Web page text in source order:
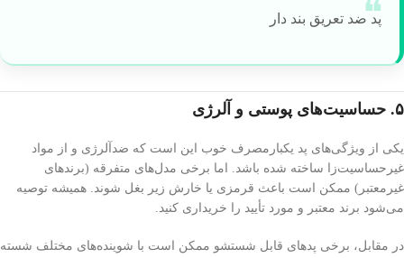
پد ضد تعریق بند دار
۵. حساسیت‌های پوستی و آلرژی
یکی از ویژگی‌های پد یکبارمصرف خوب این است که ضدآلرژی و از مواد
غیرحساسیت‌زا ساخته شده باشد. اما برخی مدل‌های متفرقه (برندهای
غیرمعتبر) ممکن است باعث قرمزی یا خارش زیر بغل شوند. همیشه توصیه
می‌شود برند معتبر و مورد تأیید را خریداری کنید.
در مقابل، برخی پدهای قابل شستشو ممکن است با شوینده‌های مختلف شسته